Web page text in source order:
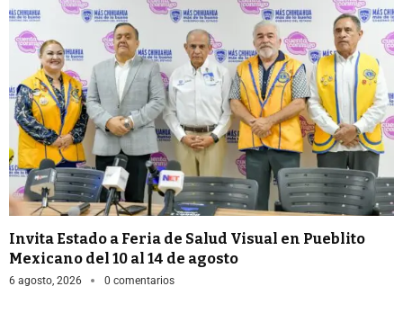
Invita Estado a Feria de Salud Visual en Pueblito
Mexicano del 10 al 14 de agosto
6 agosto, 2026 0 comentarios